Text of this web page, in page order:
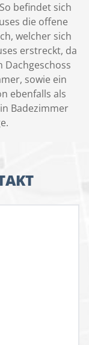
befindet sich
die offene
welcher sich
erstreckt, da
Dachgeschoss
sowie ein
ebenfalls als
Badezimmer